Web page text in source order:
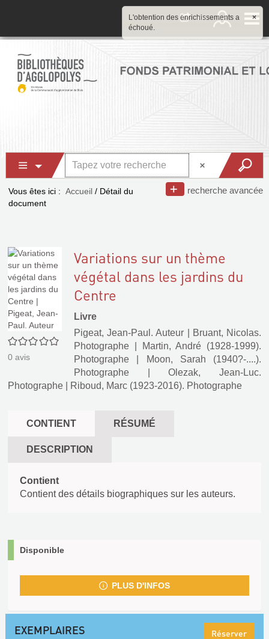
recherche avancée
Vous êtes ici : Accueil / Détail du
document
0/5
0 avis
Variations sur un thème
végétal dans les jardins du
Centre
Livre
Pigeat, Jean-Paul. Auteur
Bruant, Nicolas.
Photographe
Martin, André (1928-1999).
Photographe
Moon, Sarah (1940?-....).
Photographe |Olezak, Jean-Luc.
Photographe
Riboud, Marc (1923-2016). Photographe
CONTIENT RÉSUMÉ
DESCRIPTION
Contient
Contient des détails biographiques sur les auteurs.
Disponible
PLUS D'INFOS
EXEMPLAIRES Réserver
×
L'obtention des enrichissements a
échoué.